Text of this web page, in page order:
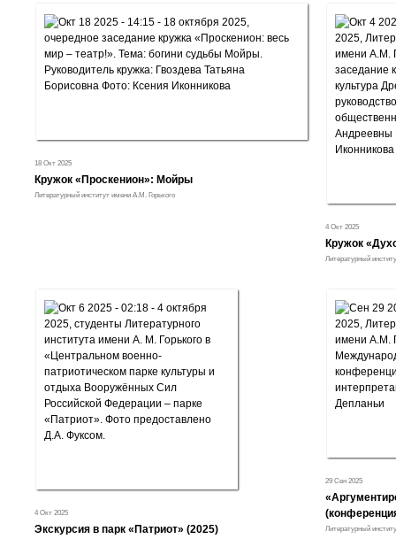
18 Окт 2025
Кружок «Проскенион»: Мойры
Литературный институт имени А.М. Горького
4 Окт 2025
Кружок
Литературный
4 Окт 2025
Экскурсия в парк «Патриот» (2025)
29 Сен 2025
Литературный